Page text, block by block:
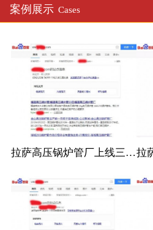
案例展示 Cases
拉萨高压锅炉管厂上线三月百度收录